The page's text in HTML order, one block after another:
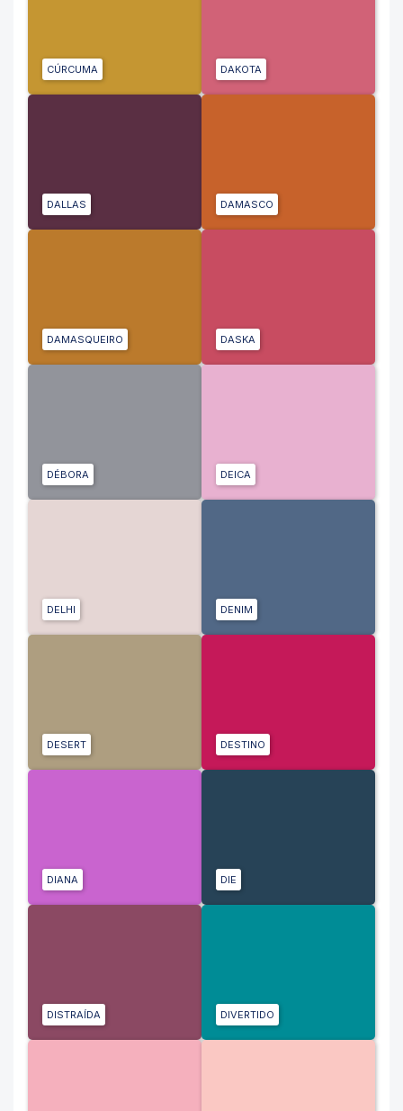
CÚRCUMA DAKOTA
DALLAS DAMASCO
DAMASQUEIRO DASKA
DÉBORA DEICA
DELHI DENIM
DESERT DESTINO
DIANA DIE
DISTRAÍDA DIVERTIDO